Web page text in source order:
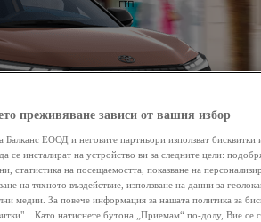
ГТП
преживяване зависи от вашия избор
Балканс ЕООД и неговите партньори използват бисквитки
се инсталират на устройство ви за следните цели:
статистика на посещаемостта, показване на
на тяхното въздействие, използване на данни за
медии. За повече информация за нашата политика за
. Като натиснете бутона „Приемам“ по-долу, Вие се